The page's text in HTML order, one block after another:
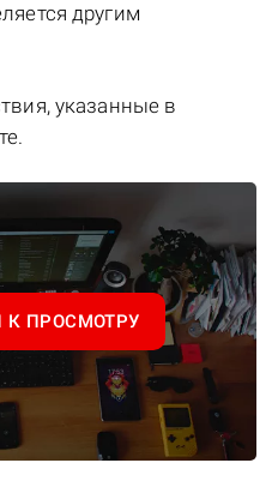
другим
указанные в
К ПРОСМОТРУ